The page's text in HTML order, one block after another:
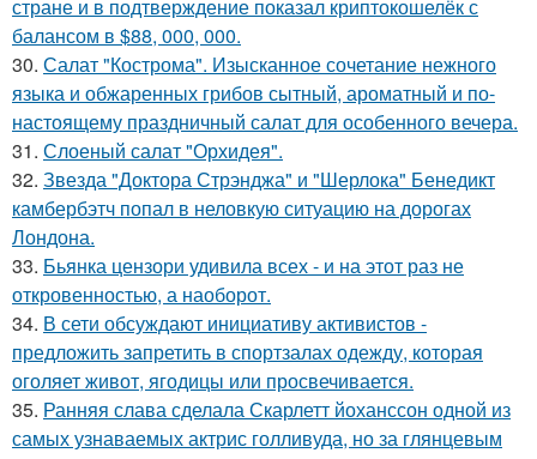
стране и в подтверждение показал криптокошелёк с
балансом в $88, 000, 000.
30. Салат "Кострома". Изысканное сочетание нежного
языка и обжаренных грибов сытный, ароматный и по-
настоящему праздничный салат для особенного вечера.
31. Слоеный салат "Орхидея".
32. Звезда "Доктора Стрэнджа" и "Шерлока" Бенедикт
камбербэтч попал в неловкую ситуацию на дорогах
Лондона.
33. Бьянка цензори удивила всех - и на этот раз не
откровенностью, а наоборот.
34. В сети обсуждают инициативу активистов -
предложить запретить в спортзалах одежду, которая
оголяет живот, ягодицы или просвечивается.
35. Ранняя слава сделала Скарлетт йоханссон одной из
самых узнаваемых актрис голливуда, но за глянцевым